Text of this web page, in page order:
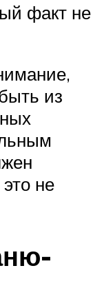
факт не
из
не